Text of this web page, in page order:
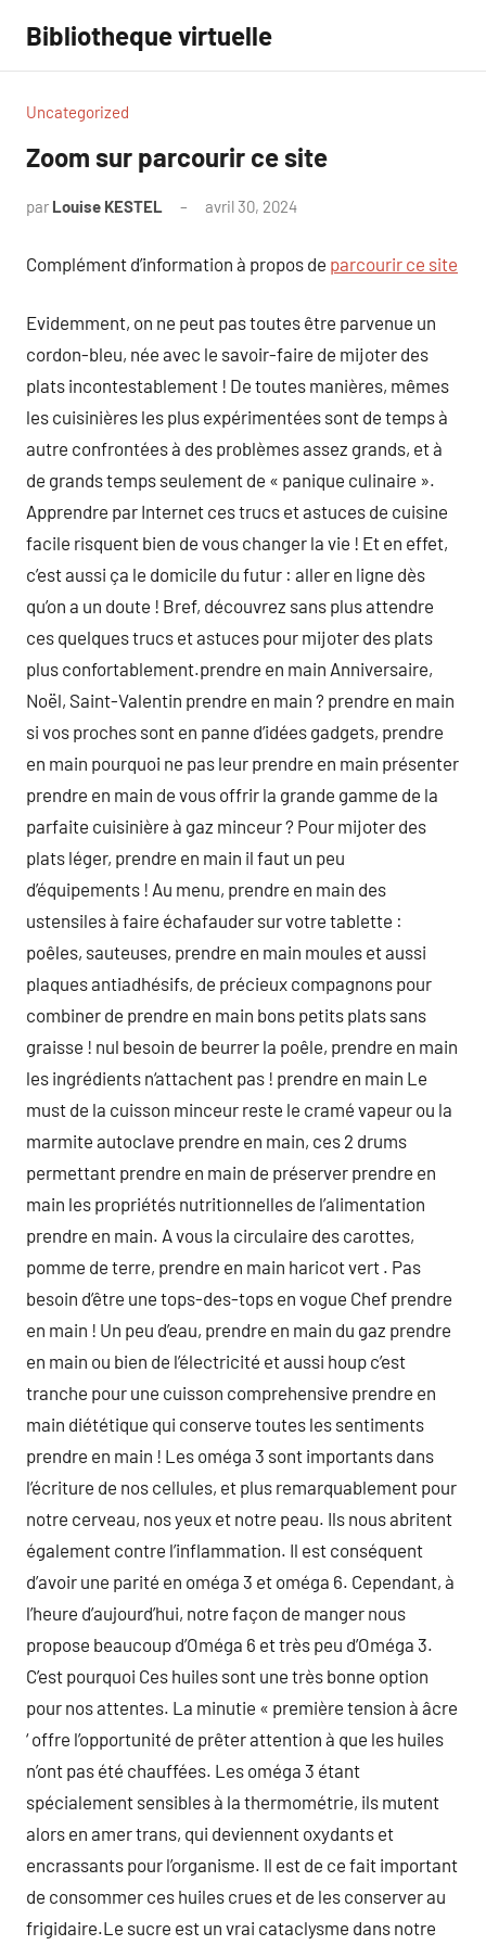
contenu
Bibliotheque virtuelle
Uncategorized
Zoom sur parcourir ce site
par Louise KESTEL avril 30, 2024
Complément d’information à propos de parcourir ce site
Evidemment, on ne peut pas toutes être parvenue un
cordon-bleu, née avec le savoir-faire de mijoter des
plats incontestablement ! De toutes manières, mêmes
les cuisinières les plus expérimentées sont de temps à
autre confrontées à des problèmes assez grands, et à
de grands temps seulement de « panique culinaire ».
Apprendre par Internet ces trucs et astuces de cuisine
facile risquent bien de vous changer la vie ! Et en effet,
c’est aussi ça le domicile du futur : aller en ligne dès
qu’on a un doute ! Bref, découvrez sans plus attendre
ces quelques trucs et astuces pour mijoter des plats
plus confortablement.prendre en main Anniversaire,
Noël, Saint-Valentin prendre en main ? prendre en main
si vos proches sont en panne d’idées gadgets, prendre
en main pourquoi ne pas leur prendre en main présenter
prendre en main de vous offrir la grande gamme de la
parfaite cuisinière à gaz minceur ? Pour mijoter des
plats léger, prendre en main il faut un peu
d’équipements ! Au menu, prendre en main des
ustensiles à faire échafauder sur votre tablette :
poêles, sauteuses, prendre en main moules et aussi
plaques antiadhésifs, de précieux compagnons pour
combiner de prendre en main bons petits plats sans
graisse ! nul besoin de beurrer la poêle, prendre en main
les ingrédients n‘attachent pas ! prendre en main Le
must de la cuisson minceur reste le cramé vapeur ou la
marmite autoclave prendre en main, ces 2 drums
permettant prendre en main de préserver prendre en
main les propriétés nutritionnelles de l’alimentation
prendre en main. A vous la circulaire des carottes,
pomme de terre, prendre en main haricot vert . Pas
besoin d’être une tops-des-tops en vogue Chef prendre
en main ! Un peu d’eau, prendre en main du gaz prendre
en main ou bien de l’électricité et aussi houp c’est
tranche pour une cuisson comprehensive prendre en
main diététique qui conserve toutes les sentiments
prendre en main ! Les oméga 3 sont importants dans
l’écriture de nos cellules, et plus remarquablement pour
notre cerveau, nos yeux et notre peau. Ils nous abritent
également contre l’inflammation. Il est conséquent
d’avoir une parité en oméga 3 et oméga 6. Cependant, à
l’heure d’aujourd’hui, notre façon de manger nous
propose beaucoup d’Oméga 6 et très peu d’Oméga 3.
C’est pourquoi Ces huiles sont une très bonne option
pour nos attentes. La minutie « première tension à âcre
‘ offre l’opportunité de prêter attention à que les huiles
n’ont pas été chauffées. Les oméga 3 étant
spécialement sensibles à la thermométrie, ils mutent
alors en amer trans, qui deviennent oxydants et
encrassants pour l’organisme. Il est de ce fait important
de consommer ces huiles crues et de les conserver au
frigidaire.Le sucre est un vrai cataclysme dans notre